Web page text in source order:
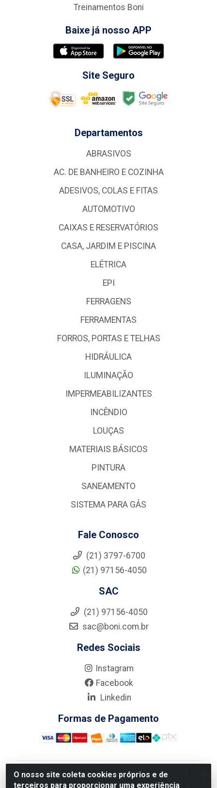
O nosso site coleta cookies próprios e de
terceiros para proporcionar uma experiência
Treinamentos Boni
Baixe já nosso APP
Site Seguro
Departamentos
ABRASIVOS
AC. DE BANHEIRO E COZINHA
ADESIVOS, COLAS E FITAS
AUTOMOTIVO
CAIXAS E RESERVATÓRIOS
CASA, JARDIM E PISCINA
ELÉTRICA
EPI
FERRAGENS
FERRAMENTAS
FORROS, PORTAS E TELHAS
HIDRÁULICA
ILUMINAÇÃO
IMPERMEABILIZANTES
INCÊNDIO
LOUÇAS
MATERIAIS BÁSICOS
PINTURA
SANEAMENTO
SISTEMA PARA GÁS
Fale Conosco
(21) 3797-6700
(21) 97156-4050
SAC
(21) 97156-4050
sac@boni.com.br
Redes Sociais
Instagram
Facebook
Linkedin
Formas de Pagamento
Nova Boni Distribuidora de Material de Construção LTDA
- Rua Alice Tibiriçá, 330 - Vila Da Penha, Rio de